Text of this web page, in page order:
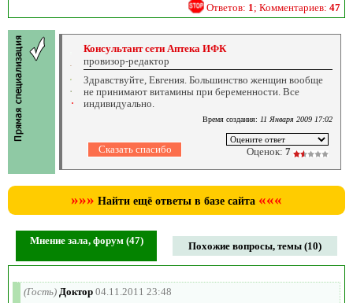
Ответов: 1 ; Комментариев: 47
Консультант сети Аптека ИФК
провизор-редактор
Здравствуйте, Евгения. Большинство женщин вообще
не принимают витамины при беременности. Все
индивидуально.
Время создания: 11 Января 2009 17:02
Оценок: 7
»»» Найти ещё ответы в базе сайта «««
Мнение зала, форум (47) Похожие вопросы, темы (10)
(Гость) Доктор 04.11.2011 23:48